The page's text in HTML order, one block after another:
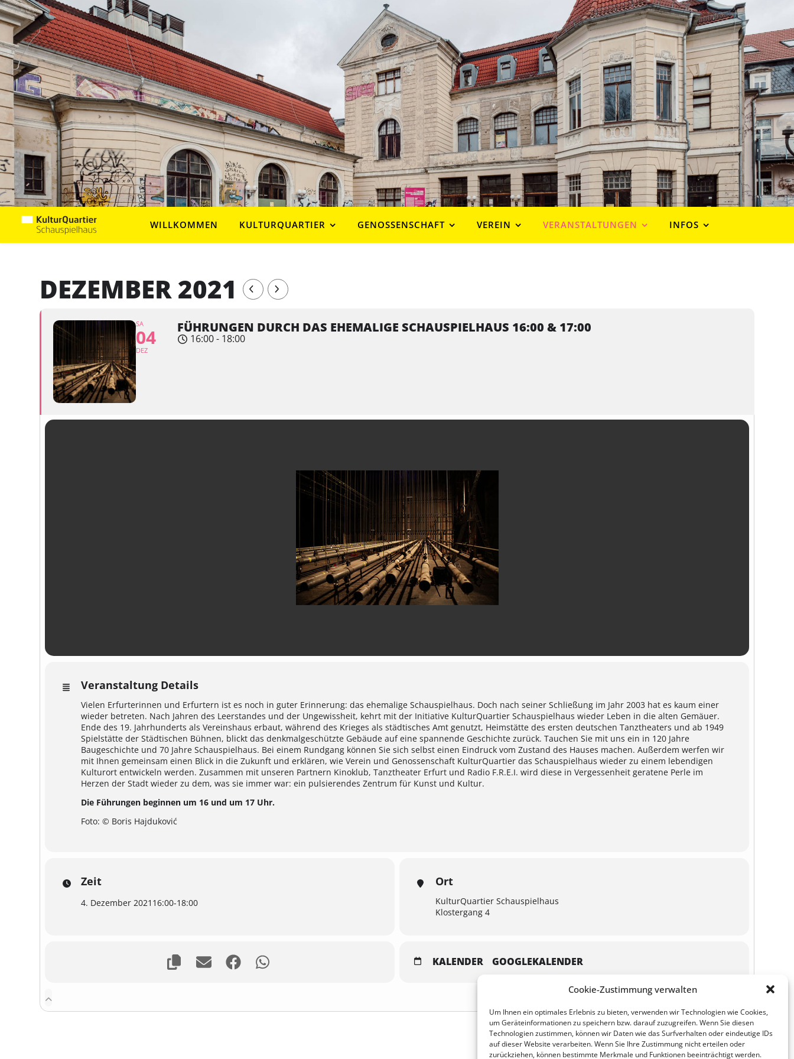
Cookie-Zustimmung verwalten
Um Ihnen ein optimales Erlebnis zu bieten, verwenden wir Technologien wie Cookies,
um Geräteinformationen zu speichern bzw. darauf zuzugreifen. Wenn Sie diesen
Technologien zustimmen, können wir Daten wie das Surfverhalten oder eindeutige IDs
auf dieser Website verarbeiten. Wenn Sie Ihre Zustimmung nicht erteilen oder
zurückziehen, können bestimmte Merkmale und Funktionen beeinträchtigt werden.
WILLKOMMEN KULTURQUARTIER GENOSSENSCHAFT VEREIN VERANSTALTUNGEN INFOS
DEZEMBER 2021
SA
04
DEZ
FÜHRUNGEN DURCH DAS EHEMALIGE SCHAUSPIELHAUS 16:00 & 17:00
16:00 - 18:00
Veranstaltung Details
Vielen Erfurterinnen und Erfurtern ist es noch in guter Erinnerung: das ehemalige Schauspielhaus. Doch nach seiner Schließung im Jahr 2003 hat es kaum einer
wieder betreten. Nach Jahren des Leerstandes und der Ungewissheit, kehrt mit der Initiative KulturQuartier Schauspielhaus wieder Leben in die alten Gemäuer.
Ende des 19. Jahrhunderts als Vereinshaus erbaut, während des Krieges als städtisches Amt genutzt, Heimstätte des ersten deutschen Tanztheaters und ab 1949
Spielstätte der Städtischen Bühnen, blickt das denkmalgeschützte Gebäude auf eine spannende Geschichte zurück. Tauchen Sie mit uns ein in 120 Jahre
Baugeschichte und 70 Jahre Schauspielhaus. Bei einem Rundgang können Sie sich selbst einen Eindruck vom Zustand des Hauses machen. Außerdem werfen wir
mit Ihnen gemeinsam einen Blick in die Zukunft und erklären, wie Verein und Genossenschaft KulturQuartier das Schauspielhaus wieder zu einem lebendigen
Kulturort entwickeln werden. Zusammen mit unseren Partnern Kinoklub, Tanztheater Erfurt und Radio F.R.E.I. wird diese in Vergessenheit geratene Perle im
Herzen der Stadt wieder zu dem, was sie immer war: ein pulsierendes Zentrum für Kunst und Kultur.
Die Führungen beginnen um 16 und um 17 Uhr.
Foto: © Boris Hajduković
Zeit
4. Dezember 2021 16:00-18:00
Ort
KulturQuartier Schauspielhaus
Klostergang 4
KALENDER GOOGLEKALENDER